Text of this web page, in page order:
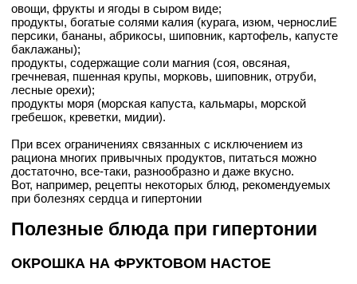
овощи, фрукты и ягоды в сыром виде;
продукты, богатые солями калия (курага, изюм, чернослиЕ
персики, бананы, абрикосы, шиповник, картофель, капусте
баклажаны);
продукты, содержащие соли магния (соя, овсяная,
гречневая, пшенная крупы, морковь, шиповник, отруби,
лесные орехи);
продукты моря (морская капуста, кальмары, морской
гребешок, креветки, мидии).
При всех ограничениях связанных с исключением из
рациона многих привычных продуктов, питаться можно
достаточно, все-таки, разнообразно и даже вкусно.
Вот, например, рецепты некоторых блюд, рекомендуемых
при болезнях сердца и гипертонии
Полезные блюда при гипертонии
ОКРОШКА НА ФРУКТОВОМ НАСТОЕ